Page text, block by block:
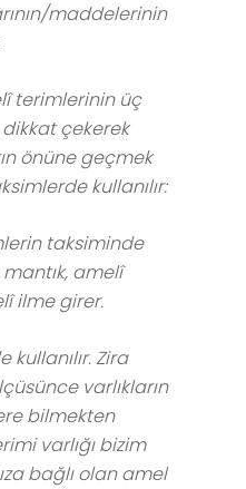
maddelerinin
terimlerinin üç
dikkat çekerek
önüne geçmek
kullanılır:
taksiminde
amelî
ilme girer.
Zira
varlıkların
bilmekten
varlığı bizim
bağlı olan amel